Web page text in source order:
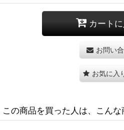
カート
お問い
お気に入
この商品を買った人は、こん